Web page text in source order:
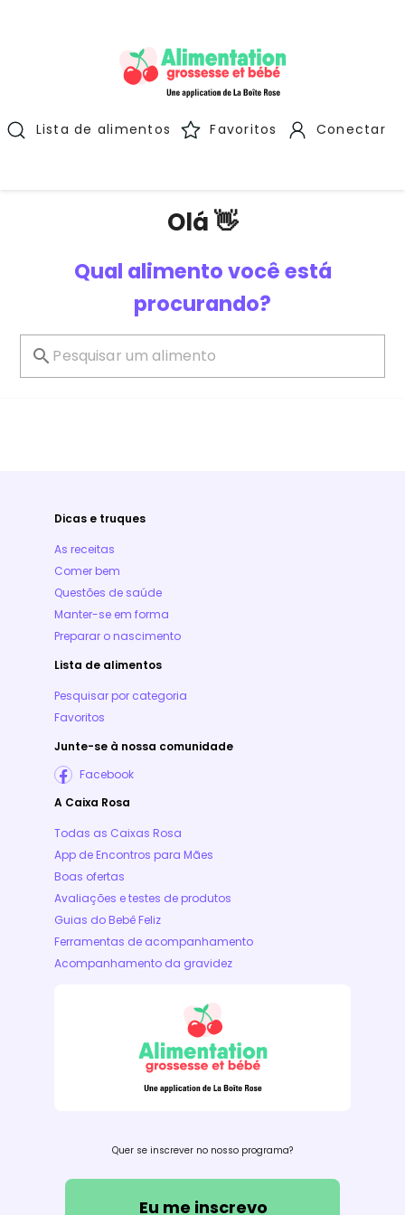
Lista de alimentos Favoritos Conectar
Olá 👋
Qual alimento você está
procurando?
Dicas e truques
As receitas
Comer bem
Questões de saúde
Manter-se em forma
Preparar o nascimento
Lista de alimentos
Pesquisar por categoria
Favoritos
Junte-se à nossa comunidade
Facebook
A Caixa Rosa
Todas as Caixas Rosa
App de Encontros para Mães
Boas ofertas
Avaliações e testes de produtos
Guias do Bebê Feliz
Ferramentas de acompanhamento
Acompanhamento da gravidez
Quer se inscrever no nosso programa?
Eu me inscrevo